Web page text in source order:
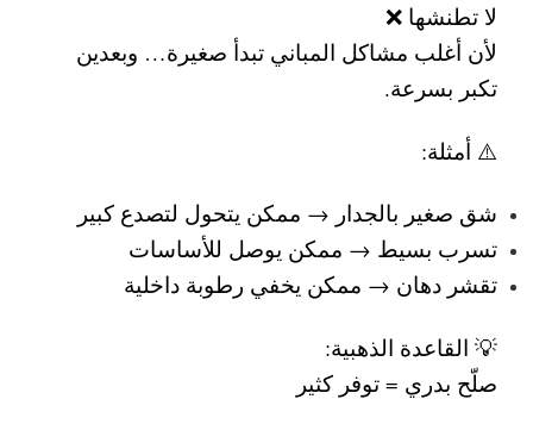
لا تطنشها ❌
لأن أغلب مشاكل المباني تبدأ صغيرة… وبعدين
تكبر بسرعة.
⚠️ أمثلة:
شق صغير بالجدار → ممكن يتحول لتصدع كبير
تسرب بسيط → ممكن يوصل للأساسات
تقشر دهان → ممكن يخفي رطوبة داخلية
💡 القاعدة الذهبية:
صلّح بدري = توفر كثير